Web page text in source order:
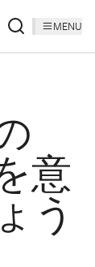
MENU
意
う